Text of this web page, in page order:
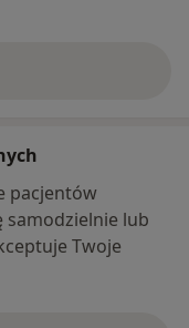
pacjentów
samodzielnie lub
Twoje